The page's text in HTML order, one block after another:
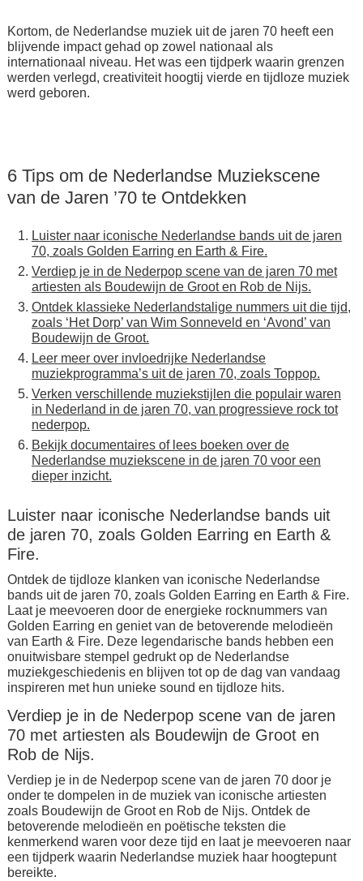
Kortom, de Nederlandse muziek uit de jaren 70 heeft een
blijvende impact gehad op zowel nationaal als
internationaal niveau. Het was een tijdperk waarin grenzen
werden verlegd, creativiteit hoogtij vierde en tijdloze muziek
werd geboren.
6 Tips om de Nederlandse Muziekscene
van de Jaren ’70 te Ontdekken
Luister naar iconische Nederlandse bands uit de jaren
70, zoals Golden Earring en Earth & Fire.
Verdiep je in de Nederpop scene van de jaren 70 met
artiesten als Boudewijn de Groot en Rob de Nijs.
Ontdek klassieke Nederlandstalige nummers uit die tijd,
zoals ‘Het Dorp’ van Wim Sonneveld en ‘Avond’ van
Boudewijn de Groot.
Leer meer over invloedrijke Nederlandse
muziekprogramma’s uit de jaren 70, zoals Toppop.
Verken verschillende muziekstijlen die populair waren
in Nederland in de jaren 70, van progressieve rock tot
nederpop.
Bekijk documentaires of lees boeken over de
Nederlandse muziekscene in de jaren 70 voor een
dieper inzicht.
Luister naar iconische Nederlandse bands uit
de jaren 70, zoals Golden Earring en Earth &
Fire.
Ontdek de tijdloze klanken van iconische Nederlandse
bands uit de jaren 70, zoals Golden Earring en Earth & Fire.
Laat je meevoeren door de energieke rocknummers van
Golden Earring en geniet van de betoverende melodieën
van Earth & Fire. Deze legendarische bands hebben een
onuitwisbare stempel gedrukt op de Nederlandse
muziekgeschiedenis en blijven tot op de dag van vandaag
inspireren met hun unieke sound en tijdloze hits.
Verdiep je in de Nederpop scene van de jaren
70 met artiesten als Boudewijn de Groot en
Rob de Nijs.
Verdiep je in de Nederpop scene van de jaren 70 door je
onder te dompelen in de muziek van iconische artiesten
zoals Boudewijn de Groot en Rob de Nijs. Ontdek de
betoverende melodieën en poëtische teksten die
kenmerkend waren voor deze tijd en laat je meevoeren naar
een tijdperk waarin Nederlandse muziek haar hoogtepunt
bereikte.